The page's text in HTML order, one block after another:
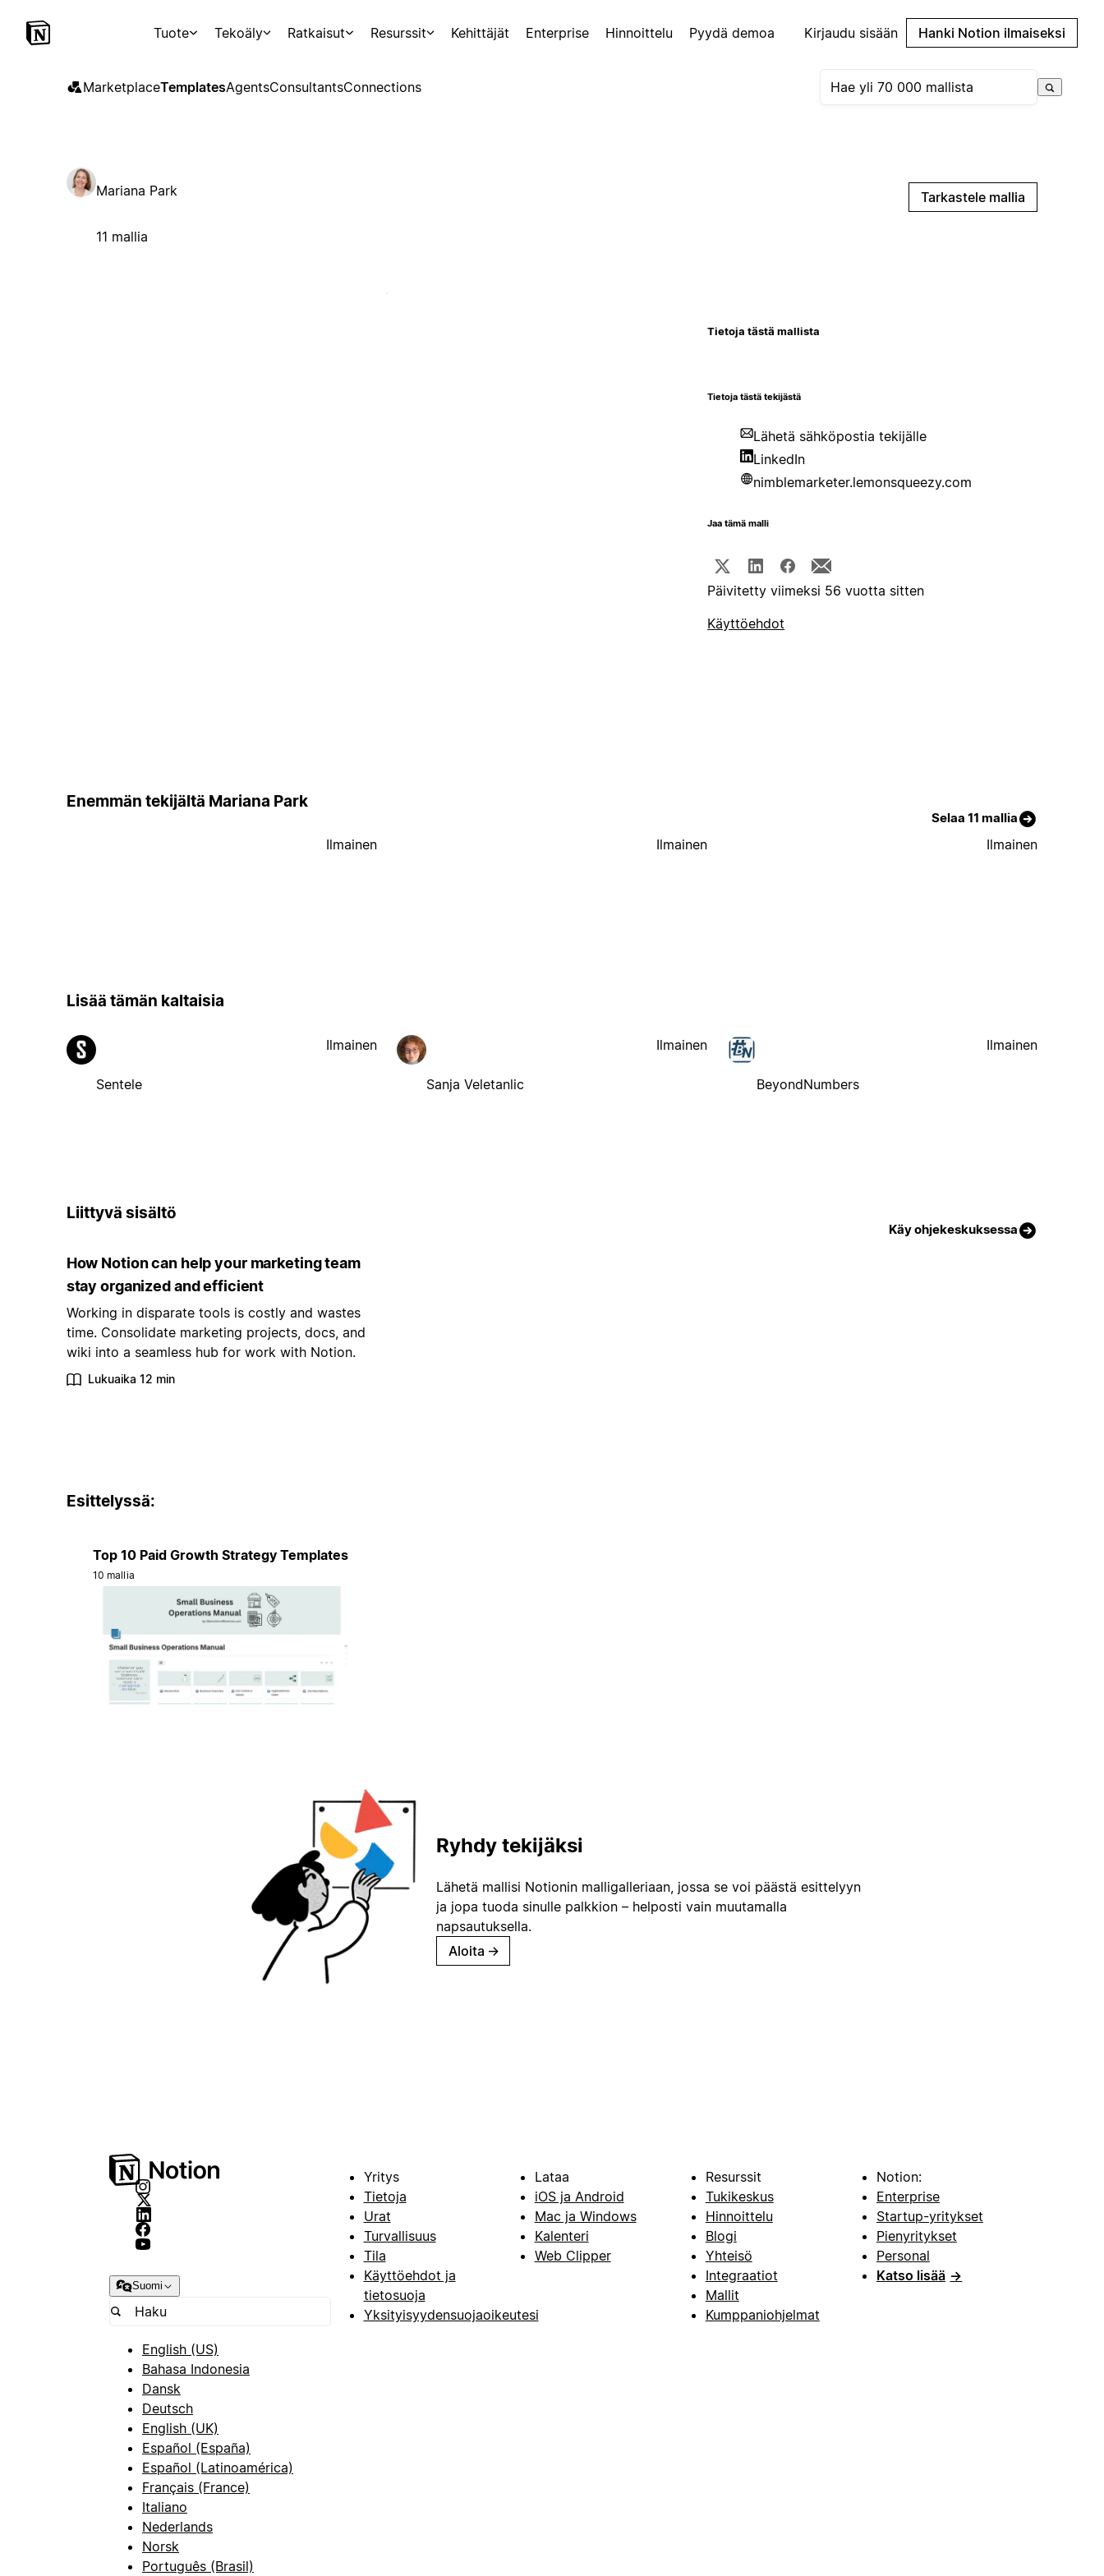
Tuote Tekoäly Ratkaisut Resurssit Kehittäjät Enterprise Hinnoittelu Pyydä demoa Kirjaudu sisään Hanki Notion ilmaiseksi
MarketplaceTemplatesAgentsConsultantsConnections
Mariana Park
11 mallia
Tarkastele mallia
Tietoja tästä mallista
Tietoja tästä tekijästä
Lähetä sähköpostia tekijälle
LinkedIn
nimblemarketer.lemonsqueezy.com
Jaa tämä malli
Päivitetty viimeksi 56 vuotta sitten
Käyttöehdot
Enemmän tekijältä Mariana Park
Selaa 11 mallia
Ilmainen Ilmainen Ilmainen
Lisää tämän kaltaisia
Sentele
Ilmainen
Sanja Veletanlic
Ilmainen
BeyondNumbers
Ilmainen
Liittyvä sisältö
Käy ohjekeskuksessa
How Notion can help your marketing team
stay organized and efficient
Working in disparate tools is costly and wastes
time. Consolidate marketing projects, docs, and
wiki into a seamless hub for work with Notion.
Lukuaika 12 min
Esittelyssä:
Top 10 Paid Growth Strategy Templates
10 mallia
Ryhdy tekijäksi
Lähetä mallisi Notionin malligalleriaan, jossa se voi päästä esittelyyn
ja jopa tuoda sinulle palkkion – helposti vain muutamalla
napsautuksella.
Aloita →
Suomi
English (US)
Bahasa Indonesia
Dansk
Deutsch
English (UK)
Español (España)
Español (Latinoamérica)
Français (France)
Italiano
Nederlands
Norsk
Português (Brasil)
Yritys
Tietoja
Urat
Turvallisuus
Tila
Käyttöehdot ja
tietosuoja
Yksityisyydensuojaoikeutesi
Lataa
iOS ja Android
Mac ja Windows
Kalenteri
Web Clipper
Resurssit
Tukikeskus
Hinnoittelu
Blogi
Yhteisö
Integraatiot
Mallit
Kumppaniohjelmat
Notion:
Enterprise
Startup-yritykset
Pienyritykset
Personal
Katso lisää →